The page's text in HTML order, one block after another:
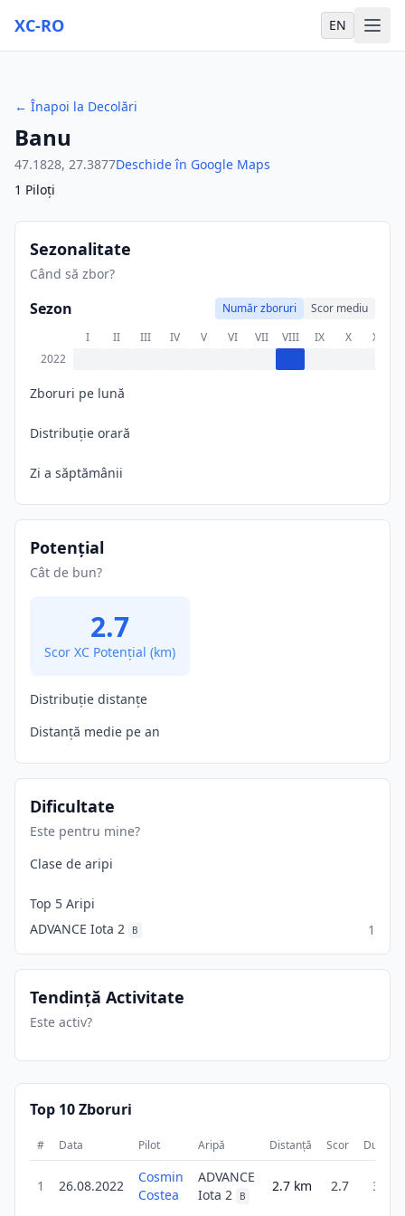
XC-RO EN
← Înapoi la Decolări
Banu
47.1828, 27.3877Deschide în Google Maps
1 Piloți
Sezonalitate
Când să zbor?
Sezon Număr zboruri
Scor mediu
I
II III IV V VI VII VIII IX X XI
2022
Zboruri pe lună
Distribuție orară
Zi a săptămânii
Potențial
Cât de bun?
2.7
Scor XC Potențial (km)
Distribuție distanțe
Distanță medie pe an
Dificultate
Este pentru mine?
Clase de aripi
Top 5 Aripi
ADVANCE Iota 2
B 1
Tendință Activitate
Este activ?
Top 10 Zboruri
# Data Pilot Aripă Distanță Scor Durată
1 26.08.2022
Cosmin
Costea
ADVANCE
Iota 2
B
2.7 km 2.7 33m